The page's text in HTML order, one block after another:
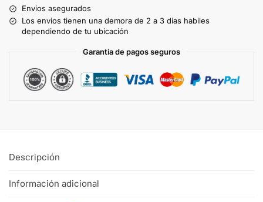
Envios asegurados
Los envios tienen una demora de 2 a 3 dias habiles
dependiendo de tu ubicación
Garantia de pagos seguros
Descripción
Información adicional